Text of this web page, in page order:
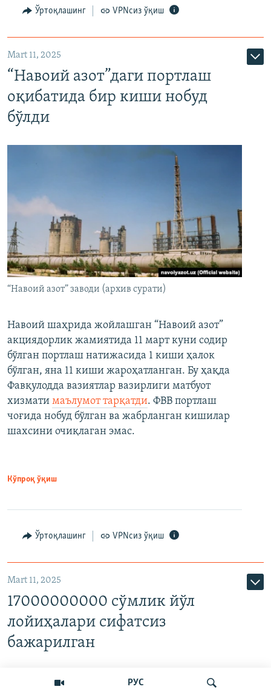
РУС
Ўртоқлашинг VPNсиз ўқиш
Mart 11, 2025
“Навоий азот”даги портлаш
оқибатида бир киши нобуд
бўлди
“Навоий азот” заводи (архив сурати)
Навоий шаҳрида жойлашган “Навоий азот”
акциядорлик жамиятида 11 март куни содир
бўлган портлаш натижасида 1 киши ҳалок
бўлган, яна 11 киши жароҳатланган. Бу ҳақда
Фавқулодда вазиятлар вазирлиги матбуот
хизмати маълумот тарқатди. ФВВ портлаш
чоғида нобуд бўлган ва жабрланган кишилар
шахсини очиқлаган эмас.
Кўпроқ ўқиш
Ўртоқлашинг VPNсиз ўқиш
Mart 11, 2025
17000000000 сўмлик йўл
лойиҳалари сифатсиз
бажарилган